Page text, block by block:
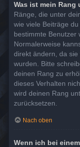
Was ist mein
Ränge, die unter
wie viele Beiträge
bestimmte Benutzer
Normalerweise
direkt ändern, da
wurden. Bitte
deinen Rang zu
dieses Verhalten
wird deinen Rang
zurücksetzen.
Nach oben
Wenn ich bei